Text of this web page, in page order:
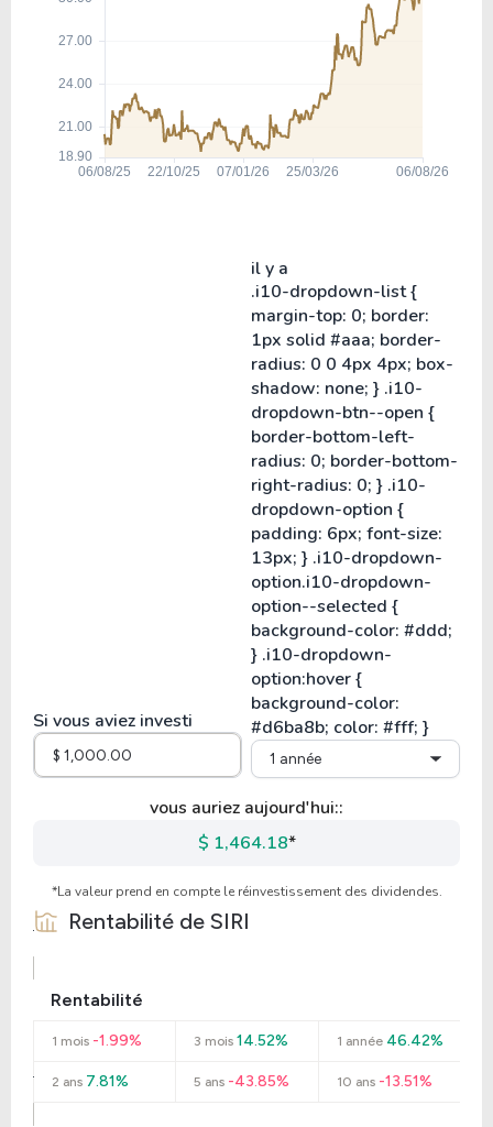
Si vous aviez investi
il y a
1 année
vous auriez aujourd'hui::
$ 1,464.18*
*La valeur prend en compte le réinvestissement des dividendes.
Rentabilité de SIRI
Rentabilité
1 mois -1.99% 3 mois 14.52% 1 année46.42%
2 ans 7.81% 5 ans -43.85% 10 ans-13.51%